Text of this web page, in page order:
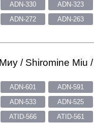
ADN-330 ADN-323
ADN-272 ADN-263
/ Shiromine Miu /
ADN-601 ADN-591
ADN-533 ADN-525
ATID-566 ATID-561